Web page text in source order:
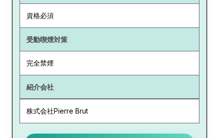
資格必須
受動喫煙対策
完全禁煙
紹介会社
株式会社Pierre Brut